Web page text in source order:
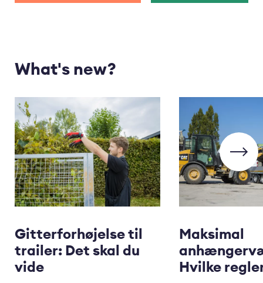
What's new?
Gitterforhøjelse til
trailer: Det skal du
vide
Maksimal
Hvilke